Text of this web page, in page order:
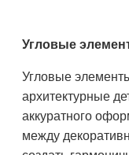
Угловые
Угловые
архитектурные
аккуратного
между